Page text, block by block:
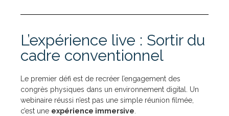
L’expérience live : Sortir du
cadre conventionnel
Le premier défi est de recréer l’engagement des
congrès physiques dans un environnement digital. Un
webinaire réussi n’est pas une simple réunion filmée,
c’est une expérience immersive